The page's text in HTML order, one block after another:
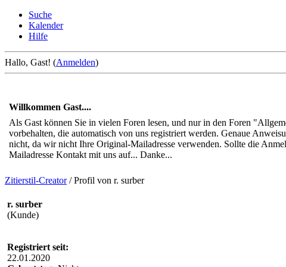
Suche
Kalender
Hilfe
Hallo, Gast! (Anmelden)
Willkommen Gast....
Als Gast können Sie in vielen Foren lesen, und nur in den Foren
vorbehalten, die automatisch von uns registriert werden. Genaue
nicht, da wir nicht Ihre Original-Mailadresse verwenden. Sollte die
Mailadresse Kontakt mit uns auf... Danke...
Zitierstil-Creator/Profil von r. surber
r. surber
(Kunde)
Registriert seit:
22.01.2020